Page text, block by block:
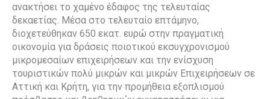
ανακτήσει το χαμένο έδαφος της τελευταίας
δεκαετίας. Μέσα στο τελευταίο επτάμηνο,
διοχετεύθηκαν 650 εκατ. ευρώ στην πραγματική
οικονομία για δράσεις ποιοτικού εκσυγχρονισμού
μικρομεσαίων επιχειρήσεων και την ενίσχυση
τουριστικών πολύ μικρών και μικρών Επιχειρήσεων σε
Αττική και Κρήτη, για την προμήθεια εξοπλισμού